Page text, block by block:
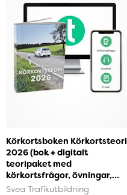
Körkortsboken Körkortsteori
2026 (bok + digitalt
teoripaket med
körkortsfrågor, övningar,
ljudbok & ebok) (häftad)
Svea Trafikutbildning